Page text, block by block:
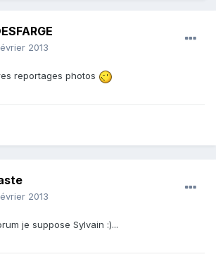
2013
reportages photos
2013
je suppose Sylvain :)...